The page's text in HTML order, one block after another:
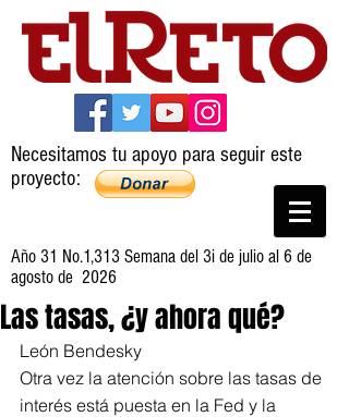
Necesitamos tu apoyo para seguir este
proyecto:
Año 31 No.1,313 Semana del 3i de julio al 6 de
agosto de 2026
Las tasas, ¿y ahora qué?
León Bendesky
Otra vez la atención sobre las tasas de
interés está puesta en la Fed y la